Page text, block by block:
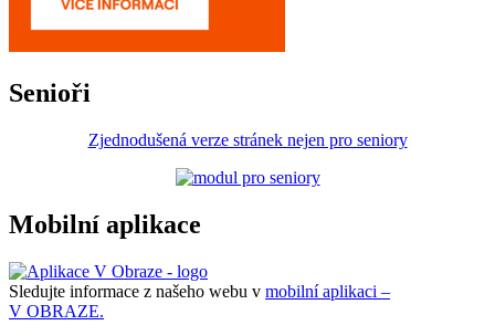
Senioři
Zjednodušená verze stránek nejen pro seniory
Mobilní aplikace
Sledujte informace z našeho webu v mobilní aplikaci –
V OBRAZE.